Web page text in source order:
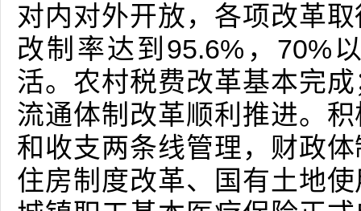
对内对外开放，各项改革
改制率达到95.6%，70%
活。农村税费改革基本完
流通体制改革顺利推进。
和收支两条线管理，财政
住房制度改革、国有土地